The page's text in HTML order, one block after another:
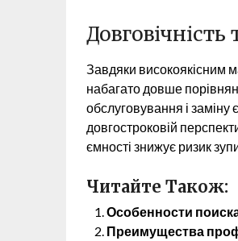
Завдяки високоякісним
набагато довше
обслуговування і
довгостроковій
ємності знижує ризик
Читайте Також:
Особенности
Преимущества